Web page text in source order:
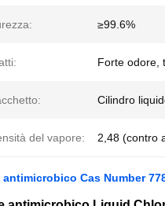
≥99.6%
Forte odore,
Cilindro
del vapore: 2,48 (contro
antimicrobico Cas Number